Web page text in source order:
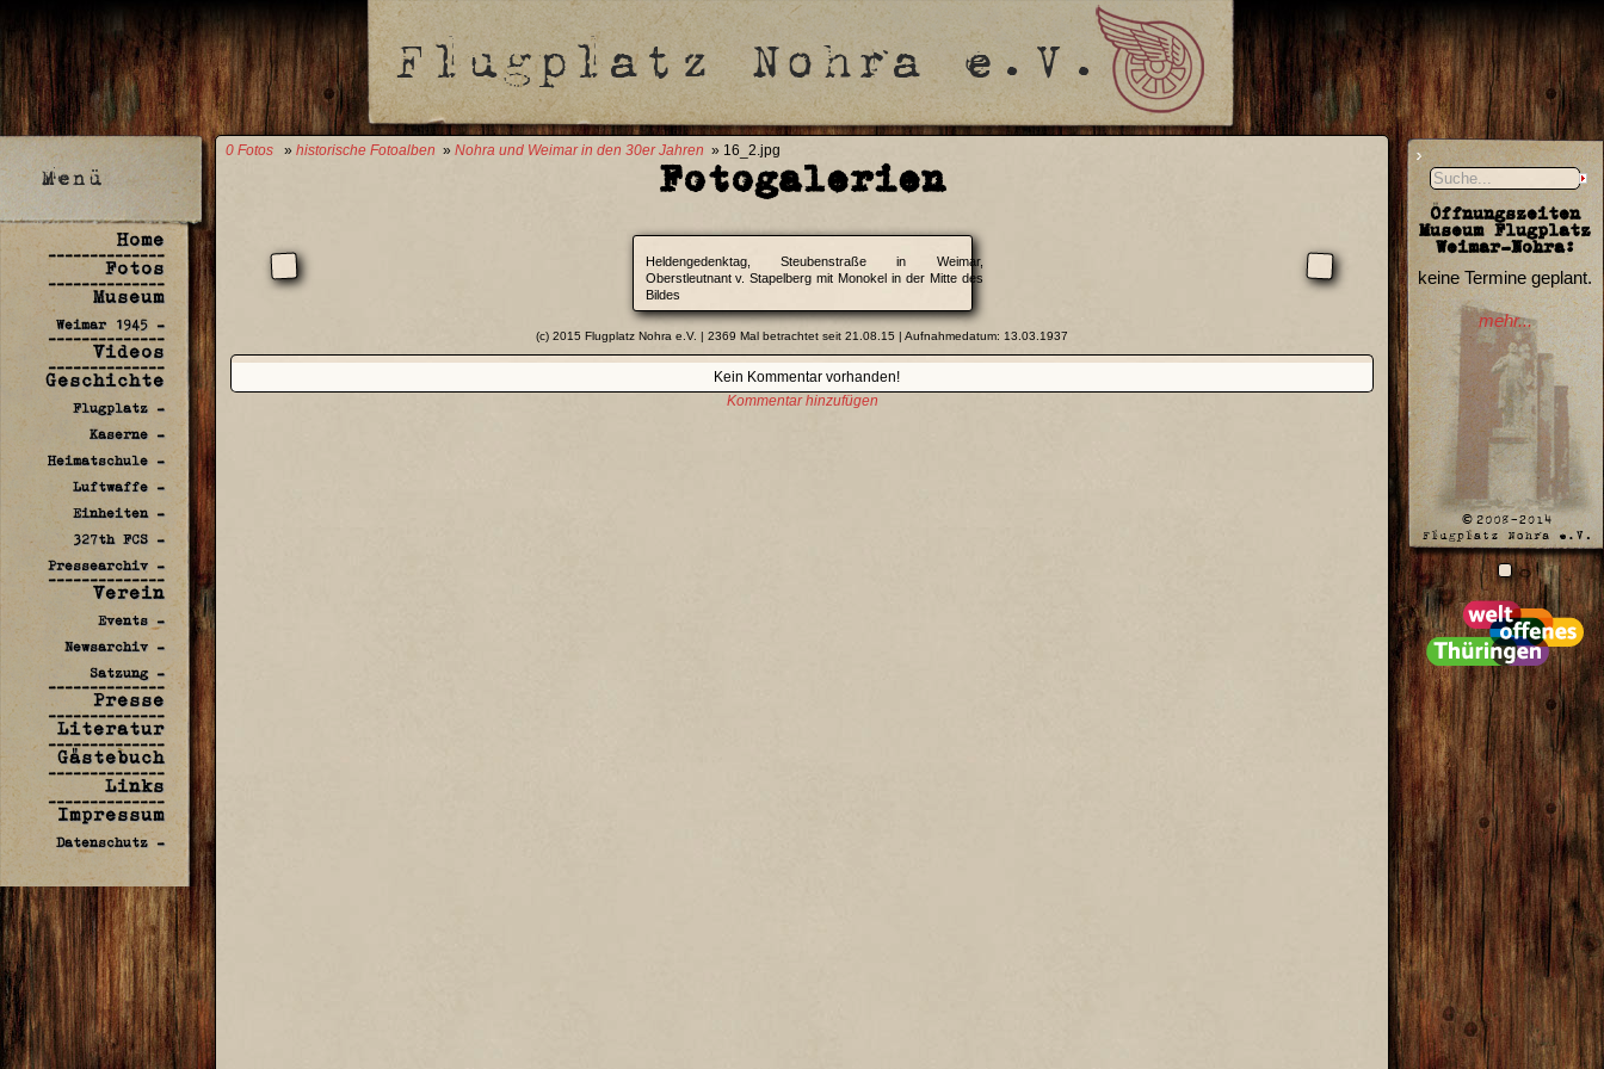
Home
--------------
Fotos
--------------
Museum
Weimar 1945 -
--------------
Videos
--------------
Geschichte
Flugplatz -
Kaserne -
Heimatschule -
Luftwaffe -
Einheiten -
327th FCS -
Pressearchiv -
--------------
Verein
Events -
Newsarchiv -
Satzung -
--------------
Presse
--------------
Literatur
--------------
Gästebuch
--------------
Links
--------------
Impressum
Datenschutz -
Öffnungszeiten
Museum Flugplatz
Weimar-Nohra:
keine Termine geplant.
mehr...
0 Fotos » historische Fotoalben » Nohra und Weimar in den 30er Jahren » 16_2.jpg
Fotogalerien
Heldengedenktag, Steubenstraße in Weimar,
Oberstleutnant v. Stapelberg mit Monokel in der Mitte des
Bildes
(c) 2015 Flugplatz Nohra e.V. | 2369 Mal betrachtet seit 21.08.15 | Aufnahmedatum: 13.03.1937
Kein Kommentar vorhanden!
Kommentar hinzufügen